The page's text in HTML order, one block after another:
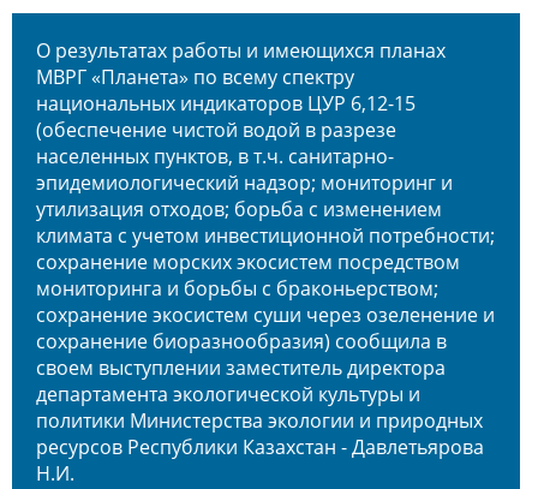
О результатах работы и имеющихся планах
МВРГ «Планета» по всему спектру
национальных индикаторов ЦУР 6,12-15
(обеспечение чистой водой в разрезе
населенных пунктов, в т.ч. санитарно-
эпидемиологический надзор; мониторинг и
утилизация отходов; борьба с изменением
климата с учетом инвестиционной потребности;
сохранение морских экосистем посредством
мониторинга и борьбы с браконьерством;
сохранение экосистем суши через озеленение и
сохранение биоразнообразия) сообщила в
своем выступлении заместитель директора
департамента экологической культуры и
политики Министерства экологии и природных
ресурсов Республики Казахстан - Давлетьярова
Н.И.